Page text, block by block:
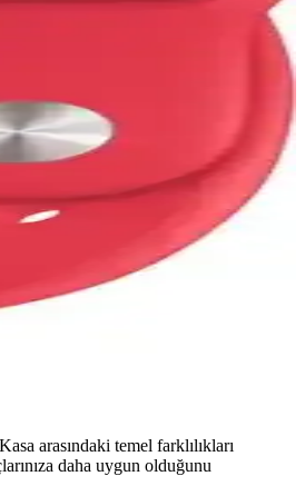
arasındaki temel farklılıkları
daha uygun olduğunu